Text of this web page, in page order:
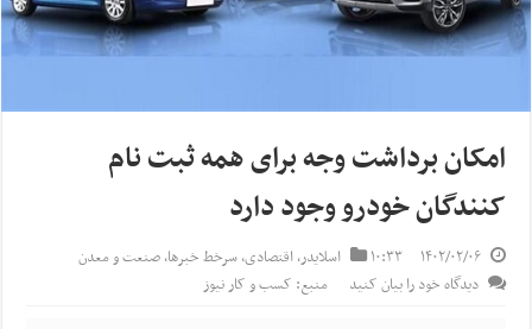
امکان برداشت وجه برای همه ثبت نام
کنندگان خودرو وجود دارد
۱۴۰۲/۰۲/۰۶ ۱۰:۳۳ اسلایدر,اقتصادی,سرخط خبرها,صنعت و معدن
دیدگاه خود را بیان کنید
منبع: کسب و کار نیوز